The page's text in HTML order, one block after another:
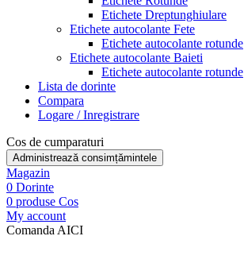
Etichete Dreptunghiulare
Etichete autocolante Fete
Etichete autocolante rotunde
Etichete autocolante Baieti
Etichete autocolante rotunde
Lista de dorinte
Compara
Logare / Inregistrare
Cos de cumparaturi
Administrează consimțămintele
Magazin
0 Dorinte
0 produse Cos
My account
Comanda AICI